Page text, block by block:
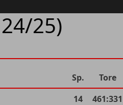
25)
Sp. Tore
14 461:331